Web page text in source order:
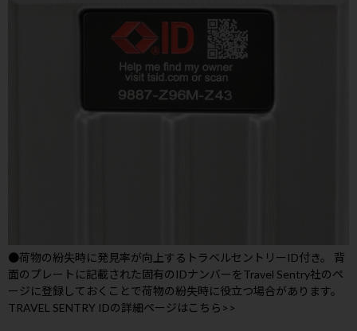
●荷物の紛失時に発見率が向上するトラベルセントリーID付き。 背
面のプレートに記載された固有のIDナンバーをTravel Sentry社のペ
ージに登録しておくことで荷物の紛失時に役立つ場合があります。
TRAVEL SENTRY IDの詳細ページはこちら>>